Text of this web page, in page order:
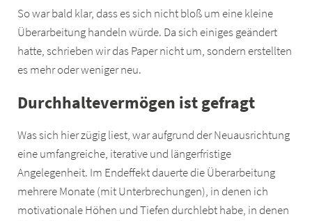
So war bald klar, dass es sich nicht bloß um eine kleine
Überarbeitung handeln würde. Da sich einiges geändert
hatte, schrieben wir das Paper nicht um, sondern erstellten
es mehr oder weniger neu.
Durchhaltevermögen ist gefragt
Was sich hier zügig liest, war aufgrund der Neuausrichtung
eine umfangreiche, iterative und längerfristige
Angelegenheit. Im Endeffekt dauerte die Überarbeitung
mehrere Monate (mit Unterbrechungen), in denen ich
motivationale Höhen und Tiefen durchlebt habe, in denen